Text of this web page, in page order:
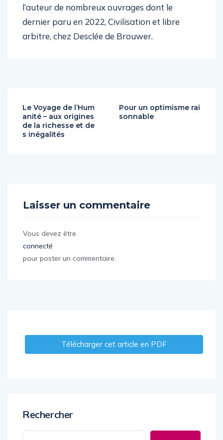
l’auteur de nombreux ouvrages dont le
dernier paru en 2022, Civilisation et libre
arbitre, chez Desclée de Brouwer.
Le Voyage de l’Hum
anité – aux origines
de la richesse et de
s inégalités
Pour un optimisme rai
sonnable
Laisser un commentaire
Vous devez être
connecté
pour poster un commentaire.
Télécharger cet article en PDF
Rechercher